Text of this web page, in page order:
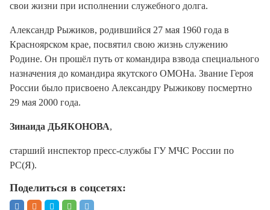
свои жизни при исполнении служебного долга.
Александр Рыжиков, родившийся 27 мая 1960 года в
Красноярском крае, посвятил свою жизнь служению
Родине. Он прошёл путь от командира взвода специального
назначения до командира якутского ОМОНа. Звание Героя
России было присвоено Александру Рыжикову посмертно
29 мая 2000 года.
Зинаида ДЬЯКОНОВА,
старший инспектор пресс-службы ГУ МЧС России по
РС(Я).
Поделиться в соцсетях: